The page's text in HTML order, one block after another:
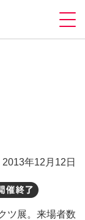
2013年12月12日
ツ展。来場者数